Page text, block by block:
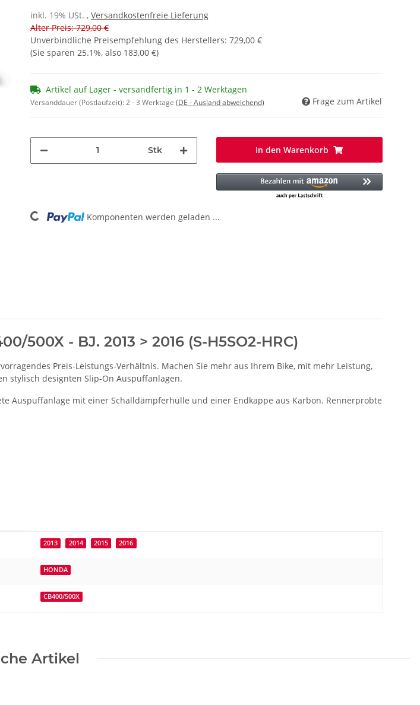
inkl. 19% USt. , Versandkostenfreie Lieferung
Alter Preis: 729,00 €
Unverbindliche Preisempfehlung des Herstellers: 729,00 €
(Sie sparen 25.1%, also 183,00 €)
Artikel auf Lager - versandfertig in 1 - 2 Werktagen
Versanddauer (Postlaufzeit):2 - 3 Werktage (DE - Ausland abweichend) Frage zum Artikel
Stk In den Warenkorb
Loading... Komponenten werden geladen ...
500X - BJ. 2013 > 2016 (S-H5SO2-HRC)
Preis-Leistungs-Verhältnis. Machen Sie mehr aus Ihrem Bike, mit mehr Leistung,
stylisch designten Slip-On Auspuffanlagen.
Auspuffanlage mit einer Schalldämpferhülle und einer Endkappe aus Karbon. Rennerprobte
2013 2014 2015 2016
HONDA
CB400/500X
Artikel